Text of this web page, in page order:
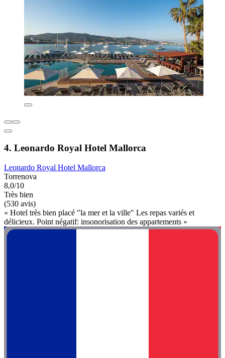
4. Leonardo Royal Hotel Mallorca
Leonardo Royal Hotel Mallorca
Torrenova
8,0/10
Très bien
(530 avis)
« Hotel très bien placé "la mer et la ville" Les repas variés et
délicieux. Point négatif: insonorisation des appartements »